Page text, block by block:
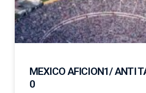
MEXICO AFICION1/ ANTI
0